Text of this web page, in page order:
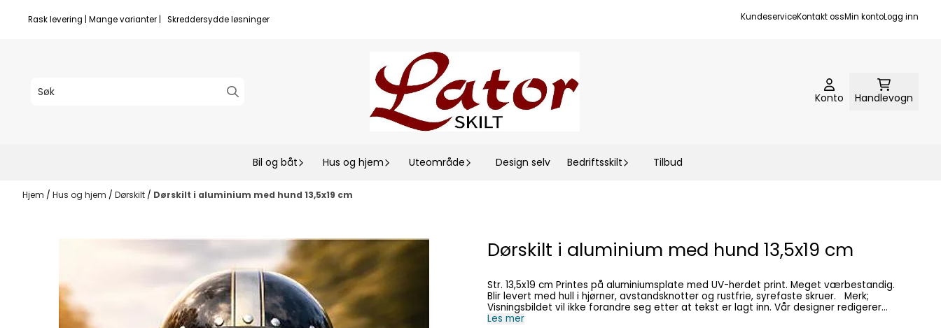
Hopp til innhold
Rask levering | Mange varianter | Skreddersydde løsninger KundeserviceKontakt ossMin kontoLogg inn
Konto Handlevogn
Bil og båt Hus og hjem Uteområde Design selv Bedriftsskilt Tilbud
Hjem / Hus og hjem / Dørskilt / Dørskilt i aluminium med hund 13,5x19 cm
Dørskilt i aluminium med hund 13,5x19 cm
Str. 13,5x19 cm Printes på aluminiumsplate med UV-herdet print. Meget værbestandig.
Blir levert med hull i hjørner, avstandsknotter og rustfrie, syrefaste skruer. Merk;
Visningsbildet vil ikke forandre seg etter at tekst er lagt inn. Vår designer redigerer
teksten på skiltet på en best mulig måte.
Les mer